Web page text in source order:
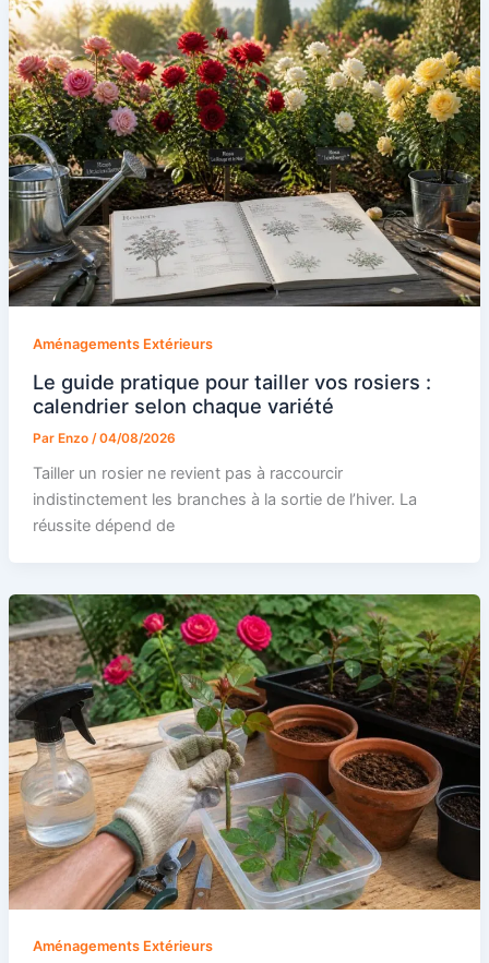
Aménagements Extérieurs
Le guide pratique pour tailler vos rosiers :
calendrier selon chaque variété
Par Enzo /04/08/2026
Tailler un rosier ne revient pas à raccourcir
indistinctement les branches à la sortie de l’hiver. La
réussite dépend de
Aménagements Extérieurs